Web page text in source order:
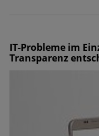
IT-Probleme im
Transparenz